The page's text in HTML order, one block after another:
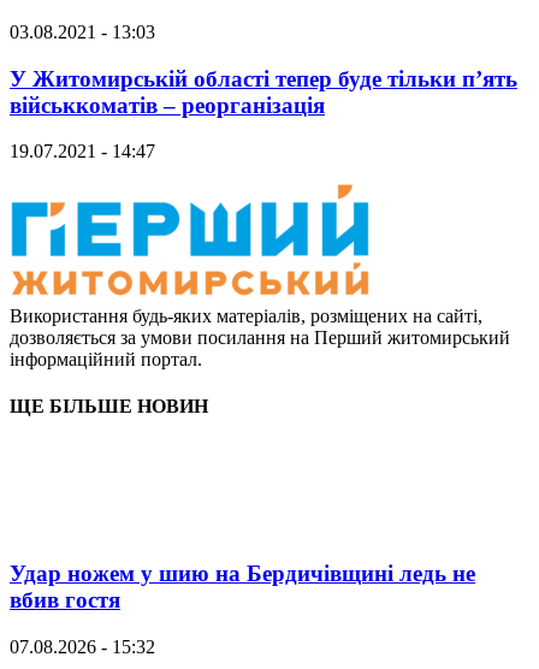
03.08.2021 - 13:03
У Житомирській області тепер буде тільки п’ять
військкоматів – реорганізація
19.07.2021 - 14:47
Використання будь-яких матеріалів, розміщених на сайті,
дозволяється за умови посилання на Перший житомирський
інформаційний портал.
ЩЕ БІЛЬШЕ НОВИН
Удар ножем у шию на Бердичівщині ледь не
вбив гостя
07.08.2026 - 15:32